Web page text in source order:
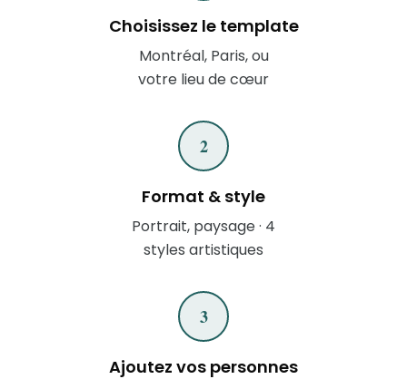
Choisissez le template
Montréal, Paris, ou
votre lieu de cœur
2
Format & style
Portrait, paysage · 4
styles artistiques
3
Ajoutez vos personnes